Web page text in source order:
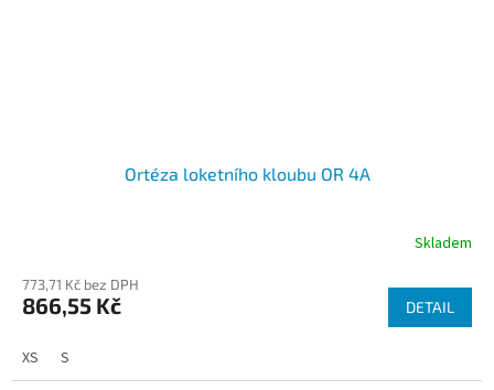
Ortéza loketního kloubu OR 4A
Skladem
773,71 Kč bez DPH
866,55 Kč DETAIL
XS S